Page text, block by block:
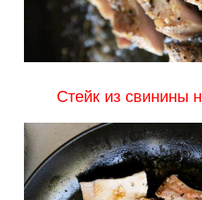
Стейк из свинины